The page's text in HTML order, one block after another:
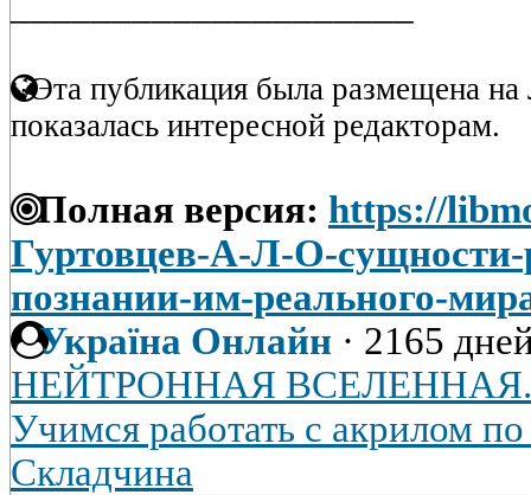
Эта публикация была размещена на
показалась интересной редакторам.
Полная версия: https://
Гуртовцев-А-Л-О-сущности-
познании-им-реального-
Україна Онлайн · 2165
НЕЙТРОННАЯ
Учимся работать с акрилом
Складчина